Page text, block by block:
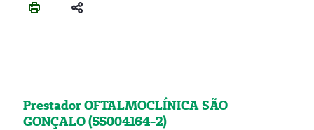
Prestador OFTALMOCLÍNICA SÃO
GONÇALO (55004164-2)